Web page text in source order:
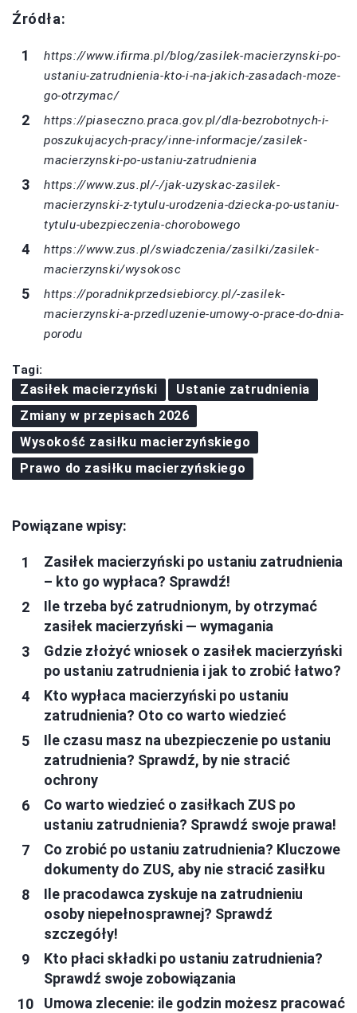
Źródła:
https://www.ifirma.pl/blog/zasilek-macierzynski-po-
ustaniu-zatrudnienia-kto-i-na-jakich-zasadach-moze-
go-otrzymac/
https://piaseczno.praca.gov.pl/dla-bezrobotnych-i-
poszukujacych-pracy/inne-informacje/zasilek-
macierzynski-po-ustaniu-zatrudnienia
https://www.zus.pl/-/jak-uzyskac-zasilek-
macierzynski-z-tytulu-urodzenia-dziecka-po-ustaniu-
tytulu-ubezpieczenia-chorobowego
https://www.zus.pl/swiadczenia/zasilki/zasilek-
macierzynski/wysokosc
https://poradnikprzedsiebiorcy.pl/-zasilek-
macierzynski-a-przedluzenie-umowy-o-prace-do-dnia-
porodu
Tagi:
Zasiłek macierzyński
Ustanie zatrudnienia
Zmiany w przepisach 2026
Wysokość zasiłku macierzyńskiego
Prawo do zasiłku macierzyńskiego
Powiązane wpisy:
Zasiłek macierzyński po ustaniu zatrudnienia
– kto go wypłaca? Sprawdź!
Ile trzeba być zatrudnionym, by otrzymać
zasiłek macierzyński — wymagania
Gdzie złożyć wniosek o zasiłek macierzyński
po ustaniu zatrudnienia i jak to zrobić łatwo?
Kto wypłaca macierzyński po ustaniu
zatrudnienia? Oto co warto wiedzieć
Ile czasu masz na ubezpieczenie po ustaniu
zatrudnienia? Sprawdź, by nie stracić
ochrony
Co warto wiedzieć o zasiłkach ZUS po
ustaniu zatrudnienia? Sprawdź swoje prawa!
Co zrobić po ustaniu zatrudnienia? Kluczowe
dokumenty do ZUS, aby nie stracić zasiłku
Ile pracodawca zyskuje na zatrudnieniu
osoby niepełnosprawnej? Sprawdź
szczegóły!
Kto płaci składki po ustaniu zatrudnienia?
Sprawdź swoje zobowiązania
Umowa zlecenie: ile godzin możesz pracować